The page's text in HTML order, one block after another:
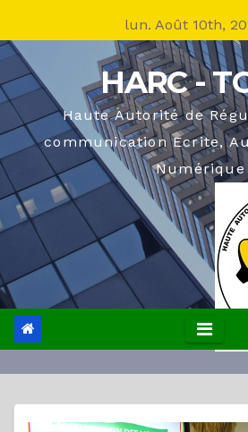
to
content
lun. Août 10th,
HARC -
Haute Autorité de
communication Ecrite,
Numérique